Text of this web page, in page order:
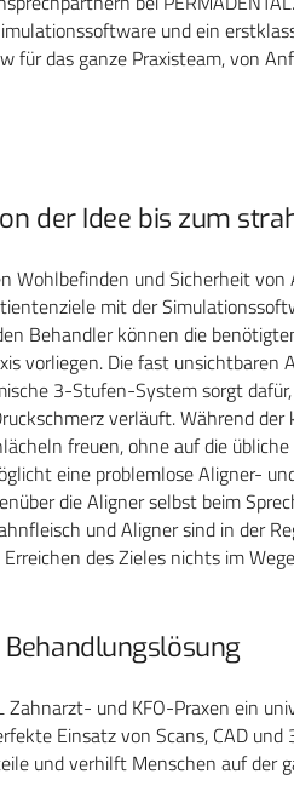
und ein
das ganze Praxisteam, von
der Idee bis zum
Wohlbefinden und Sicherheit
mit der
Behandler können die
vorliegen. Die fast unsichtbaren
3-Stufen-System sorgt
verläuft. Während
freuen, ohne auf die
eine problemlose Aligner-
die Aligner selbst beim
und Aligner sind in der
des Zieles nichts im
Zahnarzt- und KFO-Praxen ein
Einsatz von Scans, CAD
und verhilft Menschen auf der